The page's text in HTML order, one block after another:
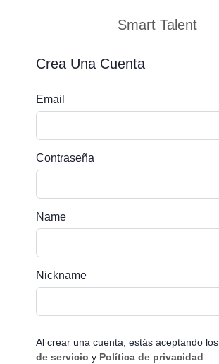
Smart Talent
Crea Una Cuenta
Email
Contraseña
Name
Nickname
Al crear una cuenta, estás aceptando los
de servicio y Política de privacidad